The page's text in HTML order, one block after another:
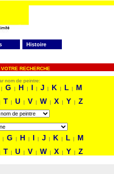
Histoire
RECHERCHE
nom de peintre:
| G | H | I | J | K | L |
M
T | U | V | W | X | Y | Z
| G | H | I | J | K | L |
M
T | U | V | W | X | Y | Z